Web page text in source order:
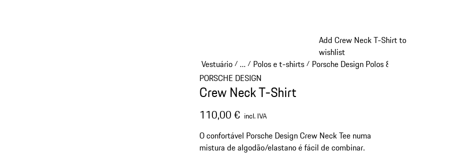
Add Crew Neck T-Shirt to
wishlist
Vestuário/ …
Reveal collapsed breadcrumb items
/ Polos e t-shirts/ Porsche Design Polos & camisolas
PORSCHE DESIGN
Crew Neck T-Shirt
110,00 € incl. IVA
O confortável Porsche Design Crew Neck Tee numa
mistura de algodão/elastano é fácil de combinar.